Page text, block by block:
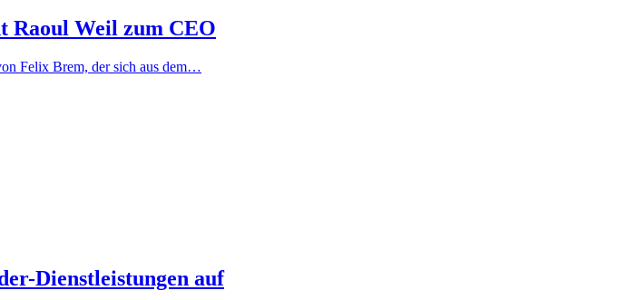
Raoul Weil zum CEO
Felix Brem, der sich aus dem…
Dienstleistungen auf